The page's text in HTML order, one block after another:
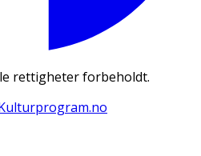
rettigheter forbeholdt.